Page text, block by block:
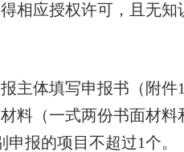
相应授权许可，且无知
体填写申报书（附件
料（一式两份书面材
报的项目不超过1个。